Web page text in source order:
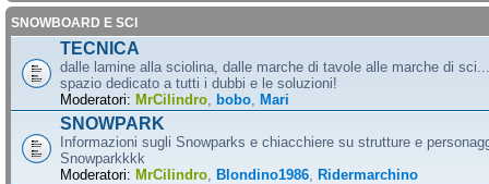
SNOWBOARD E SCI
TECNICA
dalle lamine alla sciolina, dalle marche di tavole alle marche di
spazio dedicato a tutti i dubbi e le soluzioni!
Moderatori: MrCilindro bobo Mari
SNOWPARK
Informazioni sugli Snowparks e chiacchiere su strutture e
Snowparkkkk
Moderatori: MrCilindro Blondino1986 Ridermarchino